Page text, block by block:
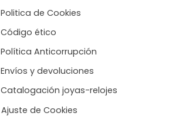
Politica de Cookies
Código ético
Política Anticorrupción
Envíos y devoluciones
Catalogación joyas-relojes
Ajuste de Cookies